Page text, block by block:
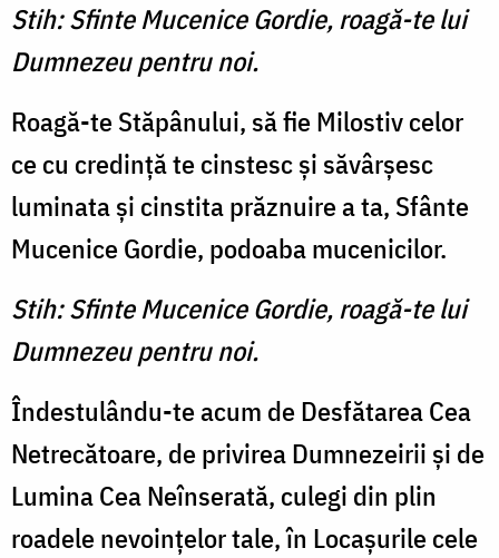
Stih: Sfinte Mucenice Gordie, roagă-te lui
Dumnezeu pentru noi.
Roagă-te Stăpânului, să fie Milostiv celor
ce cu credinţă te cinstesc şi săvârşesc
luminata şi cinstita prăznuire a ta, Sfânte
Mucenice Gordie, podoaba mucenicilor.
Stih: Sfinte Mucenice Gordie, roagă-te lui
Dumnezeu pentru noi.
Îndestulându-te acum de Desfătarea Cea
Netrecătoare, de privirea Dumnezeirii şi de
Lu­mina Cea Neînserată, culegi din plin
roadele nevoinţelor tale, în Locaşurile cele